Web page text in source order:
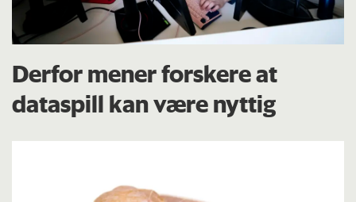
Derfor mener forskere at
dataspill kan være nyttig